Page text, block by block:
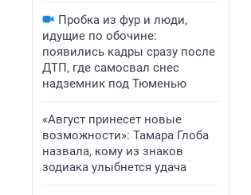
Пробка из фур и люди,
идущие по обочине:
появились кадры сразу после
ДТП, где самосвал снес
надземник под Тюменью
«Август принесет новые
возможности»: Тамара Глоба
назвала, кому из знаков
зодиака улыбнется удача